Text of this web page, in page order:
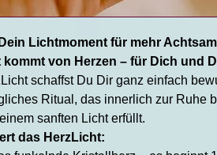
Lichtmoment für mehr
kommt von Herzen – für Dich und
schaffst Du Dir ganz einfach
Ritual, das innerlich zur Ruhe
sanften Licht erfüllt.
das HerzLicht: